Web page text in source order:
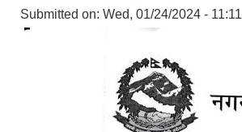
Submitted on: Wed, 01/24/2024 - 11:11